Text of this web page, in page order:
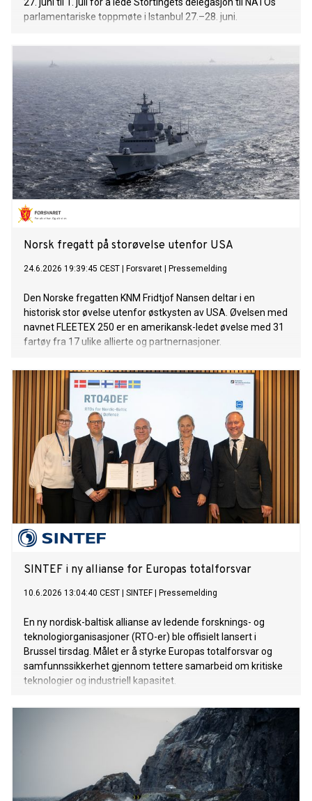
27. juni til 1. juli for å lede Stortingets delegasjon til NATOs
parlamentariske toppmøte i Istanbul 27.–28. juni.
Norsk fregatt på storøvelse utenfor USA
24.6.2026 19:39:45 CEST Forsvaret Pressemelding
Den Norske fregatten KNM Fridtjof Nansen deltar i en
historisk stor øvelse utenfor østkysten av USA. Øvelsen med
navnet FLEETEX 250 er en amerikansk-ledet øvelse med 31
fartøy fra 17 ulike allierte og partnernasjoner.
SINTEF i ny allianse for Europas totalforsvar
10.6.2026 13:04:40 CEST SINTEF| Pressemelding
En ny nordisk-baltisk allianse av ledende forsknings- og
teknologiorganisasjoner (RTO-er) ble offisielt lansert i
Brussel tirsdag. Målet er å styrke Europas totalforsvar og
samfunnssikkerhet gjennom tettere samarbeid om kritiske
teknologier og industriell kapasitet.